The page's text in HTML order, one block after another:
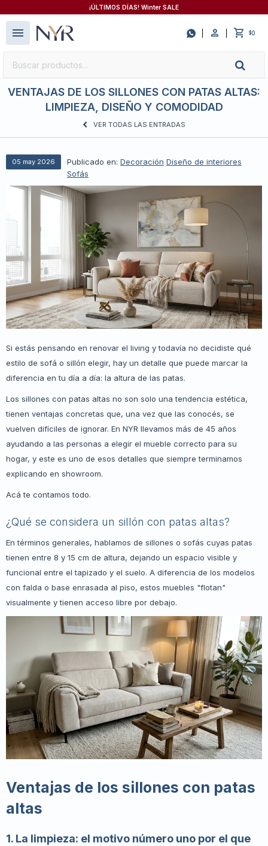
¡ÚLTIMOS DÍAS! Winter SALE
 $0
menu
VENTAJAS DE LOS SILLONES CON PATAS ALTAS:
LIMPIEZA, DISEÑO Y COMODIDAD
VER TODAS LAS ENTRADAS
05 may 2026 Publicado en: Decoración Diseño de interiores
Sofás
Si estás pensando en renovar el living y todavía no decidiste qué
estilo de sofá o sillón elegir, hay un detalle que puede marcar la
diferencia en tu día a día: la altura de las patas.
Los sillones con patas altas no son solo una tendencia estética,
tienen ventajas concretas que, una vez que las conocés, se
vuelven difíciles de ignorar. En NYR llevamos más de 45 años
ayudando a las personas a elegir el mueble correcto para su
hogar, y este es uno de esos detalles que siempre terminamos
explicando en showroom.
Acá te contamos todo.
¿Qué se considera un sillón con patas altas?
En términos generales, hablamos de sillones o sofás cuyas patas
tienen entre 8 y 15 cm de altura, dejando un espacio visible y
funcional entre el tapizado y el suelo. A diferencia de los modelos
con falda o base enrasada al piso, estos muebles "flotan"
visualmente y tienen acceso libre por debajo.
Ventajas de los sillones con patas
altas
1. La limpieza: el motivo número uno por el que
close